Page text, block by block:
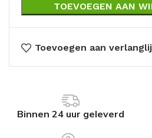
TOEVOEGEN AAN
Toevoegen aan
Binnen 24 uur geleverd